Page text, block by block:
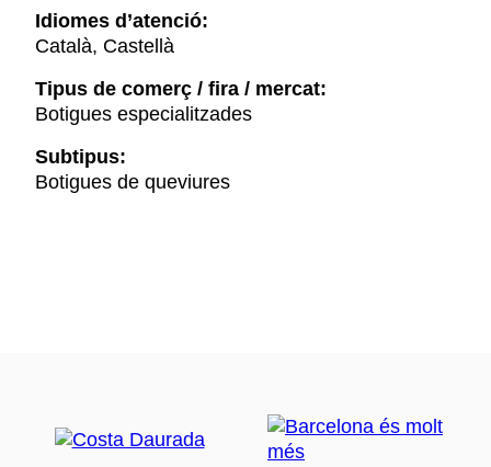
Idiomes d’atenció:
Català, Castellà
Tipus de comerç / fira / mercat:
Botigues especialitzades
Subtipus:
Botigues de queviures